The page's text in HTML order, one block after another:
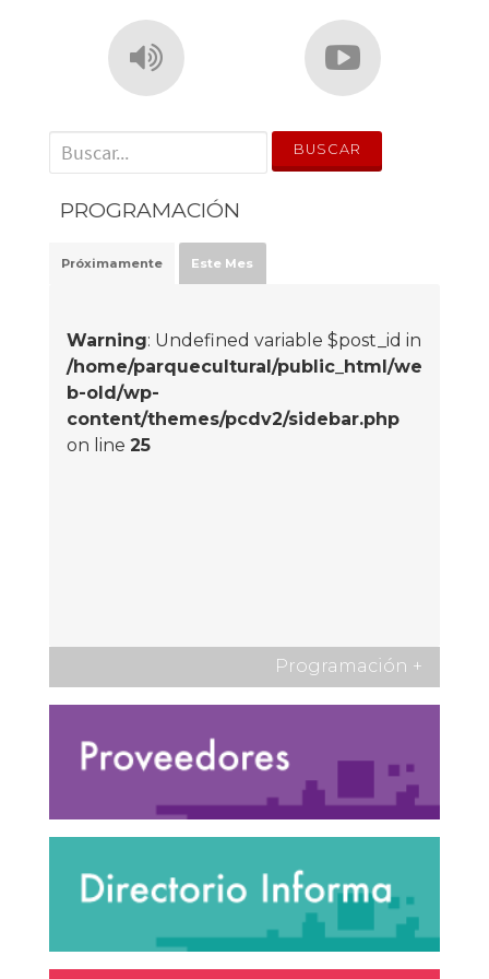
' . __('Search for:') . '
PROGRAMACIÓN
Próximamente Este Mes
Warning: Undefined variable $post_id in
/home/parquecultural/public_html/we
b-old/wp-
content/themes/pcdv2/sidebar.php
on line 25
Programación +